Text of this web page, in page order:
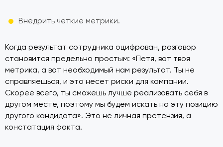
Внедрить четкие метрики.
Когда результат сотрудника оцифрован, разговор
становится предельно простым: «Петя, вот твоя
метрика, а вот необходимый нам результат. Ты не
справляешься, и это несет риски для компании.
Скорее всего, ты сможешь лучше реализовать себя в
другом месте, поэтому мы будем искать на эту позицию
другого кандидата». Это не личная претензия, а
констатация факта.